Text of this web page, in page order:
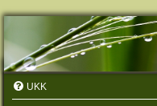
UKK